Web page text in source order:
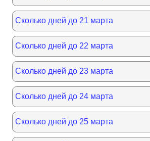
Сколько дней до 21 марта
Сколько дней до 22 марта
Сколько дней до 23 марта
Сколько дней до 24 марта
Сколько дней до 25 марта